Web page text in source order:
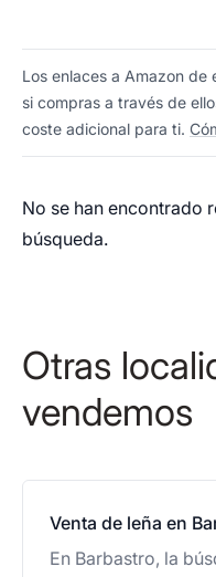
Los enlaces a Amazon de
si compras a través de
coste adicional para ti.
No se han encontrado
búsqueda.
Otras
vendemos
Venta de leña en
En Barbastro, la